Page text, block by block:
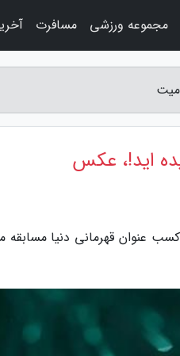
اید!، عکس
عنوان قهرمانی دنیا
مجموعه ورزشی مسافرت